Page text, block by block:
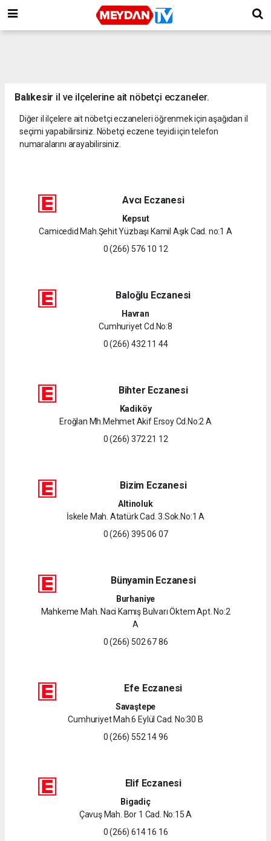
Balıkesir il ve ilçelerine ait nöbetçi eczaneler.
Diğer il ilçelere ait nöbetçi eczaneleri öğrenmek için aşağıdan il
seçimi yapabilirsiniz. Nöbetçi eczene teyidi için telefon
numaralarını arayabilirsiniz.
Avcı Eczanesi
Kepsut
Camicedid Mah.Şehit Yüzbaşı Kamil Aşık Cad. no:1 A
0 (266) 576 10 12
Baloğlu Eczanesi
Havran
Cumhuriyet Cd.No:8
0 (266) 432 11 44
Bihter Eczanesi
Kadiköy
Eroğlan Mh.Mehmet Akif Ersoy Cd.No:2 A
0 (266) 372 21 12
Bizim Eczanesi
Altinoluk
İskele Mah. Atatürk Cad. 3.Sok.No:1 A
0 (266) 395 06 07
Bünyamin Eczanesi
Burhaniye
Mahkeme Mah. Naci Kamış Bulvarı Öktem Apt. No:2
A
0 (266) 502 67 86
Efe Eczanesi
Savaştepe
Cumhuriyet Mah.6 Eylül Cad. No:30 B
0 (266) 552 14 96
Elif Eczanesi
Bigadiç
Çavuş Mah. Bor 1 Cad. No:15 A
0 (266) 614 16 16